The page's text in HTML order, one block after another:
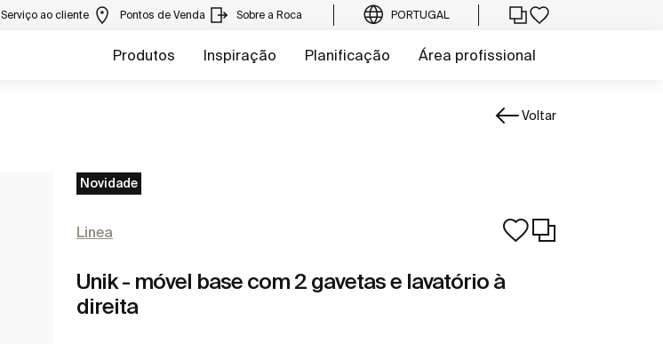
Serviço ao cliente Pontos de Venda Sobre a Roca PORTUGAL
Produtos Inspiração Planificação Área profissional
Voltar
Novidade
Linea
Unik - móvel base com 2 gavetas e lavatório à
direita